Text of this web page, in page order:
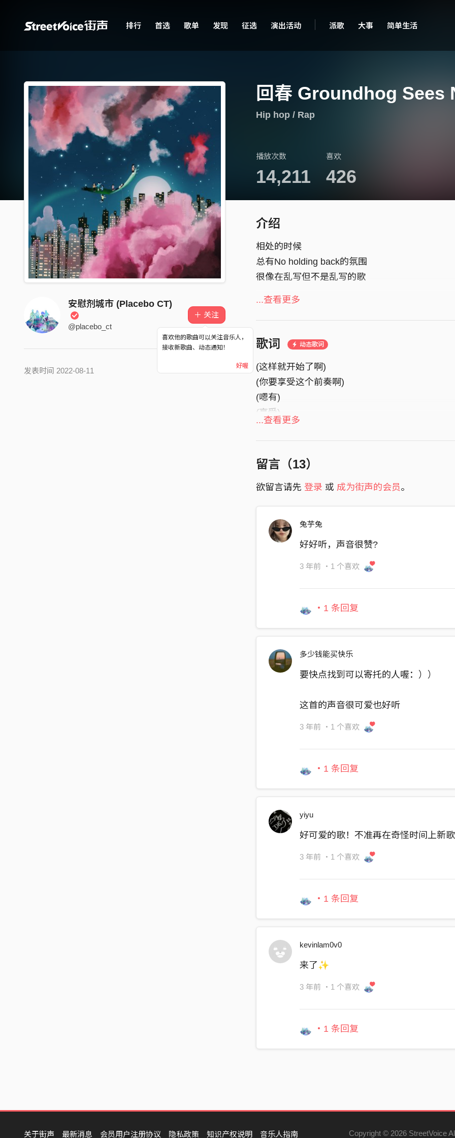
排行 首选 歌单 发现 征选 演出活动 派歌 大事 简单生活
回春 Groundhog Sees
Hip hop / Rap
播放次数
14,211
喜欢
426
安慰剂城市 (Placebo CT)
@placebo_ct
＋ 关注
喜欢他的歌曲可以关注音乐人，
接收新歌曲、动态通知！
好喔
发表时间 2022-08-11
介绍
相处的时候
总有No holding back的氛围
很像在乱写但不是乱写的歌
- Youtube:
- Cover: Pink Arthur
- Inspiration:
https://youtu.be/7-Nl4JFDLOU?t=26
每年的2月2号是冬眠的土拨鼠起床的日子
如果他出洞穴的时候看到自己的影子
就会吓一跳躲回洞里 代表还有六周的冬天
如果他没看到影子 就代表春天来了
- IG:
https://www.instagram.com/p/ChGdnq6ulYA/
-----------------
2022.02.19
...查看更多
歌词 动态歌词
(这样就开始了啊)
(你要享受这个前奏啊)
(嗯有)
(享受)
(群组不行)
(好)
都是强烈情绪下的产物
一不小心又偏了重心
似曾相似的感触
晕车后不得不同意
卡在崁入式的半路上
(上)上下下的接著我
Screaming shouting say oh no
Singing bout the same old song
I know I should’ve came along
我甚至不信人
但我真的需要找个对象能信任
现在人前人后
那该怎么办
胸前插口袋
上城的蒙面侠快走开
下凡天使越晚笑越嗨
should I 加一个三连音
补个Vanilla
新年被他揪一下
三角恋太讨厌
学弟抱了会睡不著
三个傻瓜学生
灵魂伴侣还是玩伴
脑海又发生了船难
...查看更多
留言（13）
欲留言请先 登录 或 成为街声的会员。
兔芋兔
好好听，声音很赞?
3 年前 ・1 个喜欢
・1 条回复
多少钱能买快乐
要快点找到可以寄托的人喔：））
这首的声音很可爱也好听
3 年前 ・1 个喜欢
・1 条回复
yiyu
好可爱的歌！不准再在奇怪时间上新
3 年前 ・1 个喜欢
・1 条回复
kevinlam0v0
来了✨
3 年前 ・1 个喜欢
・1 条回复
关于街声 最新消息 会员用户注册协议 隐私政策 知识产权说明 音乐人指南 Copyright © 2026 StreetVoice